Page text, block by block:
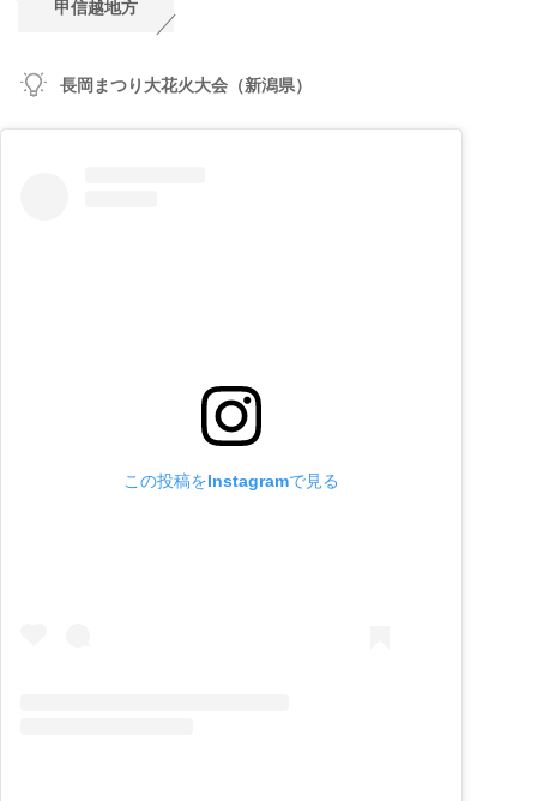
甲信越地方
長岡まつり大花火大会（新潟県）
この投稿をInstagramで見る